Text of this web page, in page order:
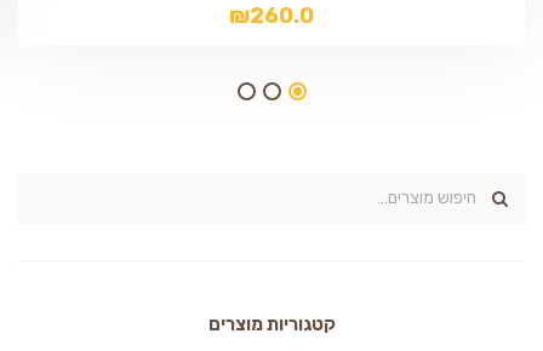
₪260.0
קטגוריות מוצרים